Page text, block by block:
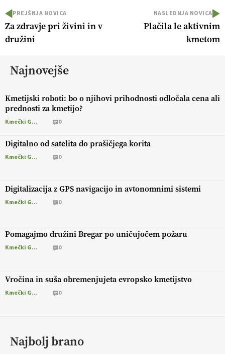
PREJŠNJA NOVICA
Za zdravje pri živini in v
družini
NASLEDNJA NOVICA
Plačila le aktivnim
kmetom
Najnovejše
Kmetijski roboti: bo o njihovi prihodnosti odločala cena ali
prednosti za kmetijo?
Kmečki Glas 0
Digitalno od satelita do prašičjega korita
Kmečki Glas 0
Digitalizacija z GPS navigacijo in avtonomnimi sistemi
Kmečki Glas 0
Pomagajmo družini Bregar po uničujočem požaru
Kmečki Glas 0
Vročina in suša obremenjujeta evropsko kmetijstvo
Kmečki Glas 0
Najbolj brano